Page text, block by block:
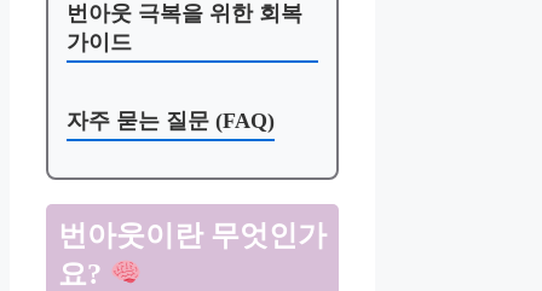
번아웃 극복을 위한 회복
가이드
자주 묻는 질문 (FAQ)
번아웃이란 무엇인가
요?